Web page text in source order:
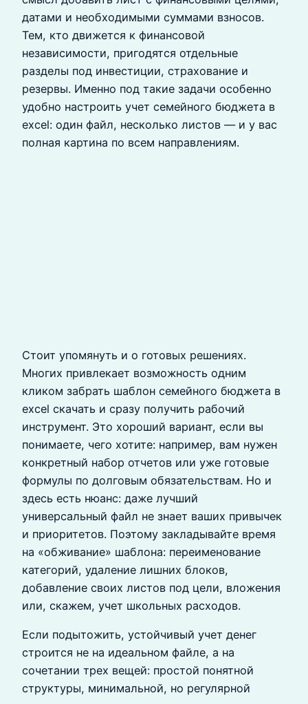
датами и необходимыми суммами взносов.
Тем, кто движется к финансовой
независимости, пригодятся отдельные
разделы под инвестиции, страхование и
резервы. Именно под такие задачи особенно
удобно настроить учет семейного бюджета в
excel: один файл, несколько листов — и у вас
полная картина по всем направлениям.
Стоит упомянуть и о готовых решениях.
Многих привлекает возможность одним
кликом забрать шаблон семейного бюджета в
excel скачать и сразу получить рабочий
инструмент. Это хороший вариант, если вы
понимаете, чего хотите: например, вам нужен
конкретный набор отчетов или уже готовые
формулы по долговым обязательствам. Но и
здесь есть нюанс: даже лучший
универсальный файл не знает ваших привычек
и приоритетов. Поэтому закладывайте время
на «обживание» шаблона: переименование
категорий, удаление лишних блоков,
добавление своих листов под цели, вложения
или, скажем, учет школьных расходов.
Если подытожить, устойчивый учет денег
строится не на идеальном файле, а на
сочетании трех вещей: простой понятной
структуры, минимальной, но регулярной